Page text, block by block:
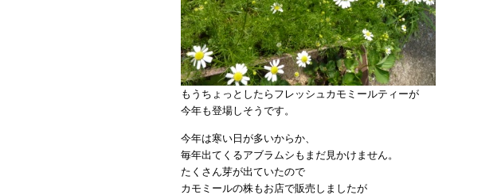
もうちょっとしたらフレッシュカモミールティーが
今年も登場しそうです。
今年は寒い日が多いからか、
毎年出てくるアブラムシもまだ見かけません。
たくさん芽が出ていたので
カモミールの株もお店で販売しましたが